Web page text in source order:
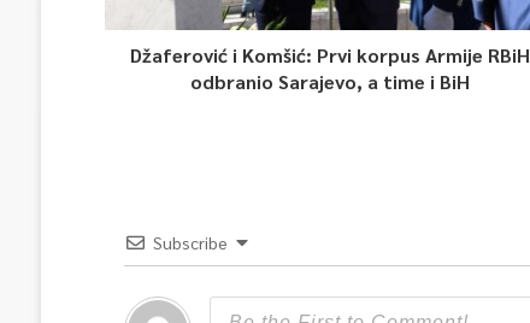
Džaferović i Komšić: Prvi korpus Armije RBiH
odbranio Sarajevo, a time i BiH
Subscribe